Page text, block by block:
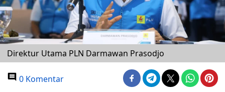
Direktur Utama PLN Darmawan Prasodjo
0 Komentar